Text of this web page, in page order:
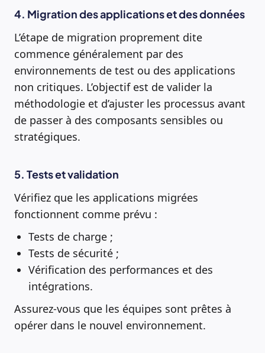
4. Migration des applications et des données
L’étape de migration proprement dite
commence généralement par des
environnements de test ou des applications
non critiques. L’objectif est de valider la
méthodologie et d’ajuster les processus avant
de passer à des composants sensibles ou
stratégiques.
5. Tests et validation
Vérifiez que les applications migrées
fonctionnent comme prévu :
Tests de charge ;
Tests de sécurité ;
Vérification des performances et des
intégrations.
Assurez-vous que les équipes sont prêtes à
opérer dans le nouvel environnement.